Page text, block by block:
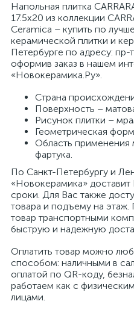
Напольная плитка
17.5x20 из коллекции
Ceramica – купить по
керамической плитки и
Петербурге по адресу:
оформив заказ в нашем
«Новокерамика.Ру».
Страна
Поверхность –
Рисунок плитки –
Геометрическая
Область применения
фартука.
По Санкт-Петербургу и
«Новокерамика» доставит
сроки. Для Вас также
товара и подъему на
товар транспортными
быструю и надежную
Оплатить товар можно
способом: наличными в
оплатой по QR-коду,
работаем как с
лицами.